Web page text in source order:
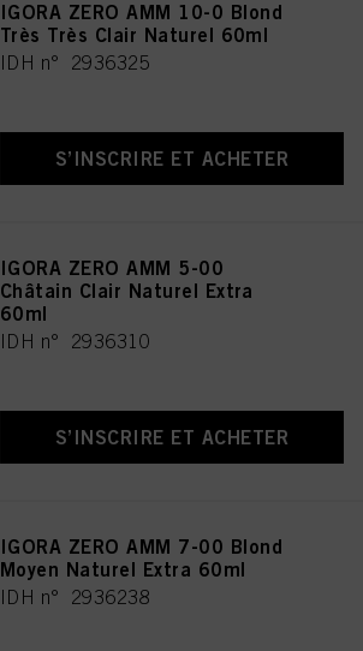
IGORA ZERO AMM 10-0 Blond
Très Très Clair Naturel 60ml
IDH n° 2936325
S’INSCRIRE ET ACHETER
IGORA ZERO AMM 5-00
Châtain Clair Naturel Extra
60ml
IDH n° 2936310
S’INSCRIRE ET ACHETER
IGORA ZERO AMM 7-00 Blond
Moyen Naturel Extra 60ml
IDH n° 2936238